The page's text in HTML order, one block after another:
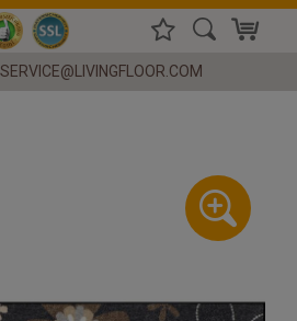
SERVICE@LIVINGFLOOR.COM